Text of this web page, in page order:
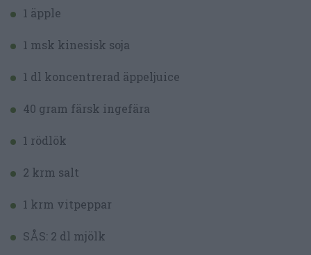
1 äpple
1 msk kinesisk soja
1 dl koncentrerad äppeljuice
40 gram färsk ingefära
1 rödlök
2 krm salt
1 krm vitpeppar
SÅS: 2 dl mjölk